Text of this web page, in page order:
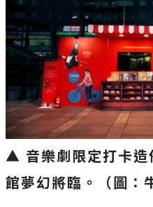
▲ 音樂劇限定打卡造
館夢幻將臨。（圖：